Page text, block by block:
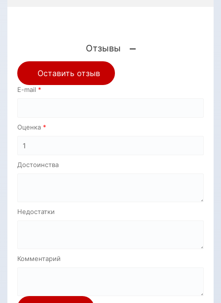
Отзывы
Оставить отзыв
E-mail
Оценка
Достоинства
Недостатки
Комментарий